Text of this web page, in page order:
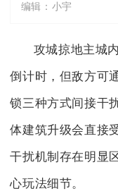
编辑： 小宇
攻城掠地主城
倒计时，但敌方可
锁三种方式间接干
体建筑升级会直接
干扰机制存在明显
心玩法细节。